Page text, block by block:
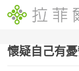
懷疑自己有